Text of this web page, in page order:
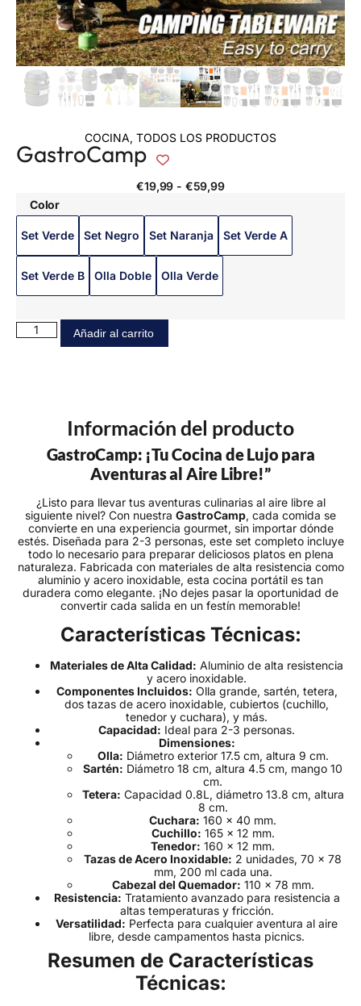
COCINA, TODOS LOS PRODUCTOS
GastroCamp
€19,99 - €59,99
Color
Set Verde Set Negro Set Naranja Set Verde A
Set Verde B Olla Doble Olla Verde
Añadir al carrito
Información del producto
GastroCamp: ¡Tu Cocina de Lujo para
Aventuras al Aire Libre!”
¿Listo para llevar tus aventuras culinarias al aire libre al
siguiente nivel? Con nuestra GastroCamp, cada comida se
convierte en una experiencia gourmet, sin importar dónde
estés. Diseñada para 2-3 personas, este set completo incluye
todo lo necesario para preparar deliciosos platos en plena
naturaleza. Fabricada con materiales de alta resistencia como
aluminio y acero inoxidable, esta cocina portátil es tan
duradera como elegante. ¡No dejes pasar la oportunidad de
convertir cada salida en un festín memorable!
Características Técnicas:
Materiales de Alta Calidad: Aluminio de alta resistencia
y acero inoxidable.
Componentes Incluidos: Olla grande, sartén, tetera,
dos tazas de acero inoxidable, cubiertos (cuchillo,
tenedor y cuchara), y más.
Capacidad: Ideal para 2-3 personas.
Dimensiones:
Olla: Diámetro exterior 17.5 cm, altura 9 cm.
Sartén: Diámetro 18 cm, altura 4.5 cm, mango 10
cm.
Tetera: Capacidad 0.8L, diámetro 13.8 cm, altura
8 cm.
Cuchara: 160 x 40 mm.
Cuchillo: 165 x 12 mm.
Tenedor: 160 x 12 mm.
Tazas de Acero Inoxidable: 2 unidades, 70 x 78
mm, 200 ml cada una.
Cabezal del Quemador: 110 x 78 mm.
Resistencia: Tratamiento avanzado para resistencia a
altas temperaturas y fricción.
Versatilidad: Perfecta para cualquier aventura al aire
libre, desde campamentos hasta picnics.
Resumen de Características
Técnicas: